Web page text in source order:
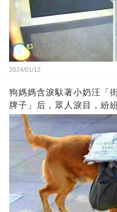
2024/01/12
狗媽媽含淚馱著小奶汪「
牌子」后，眾人淚目，紛